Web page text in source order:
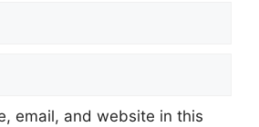
email, and website in this